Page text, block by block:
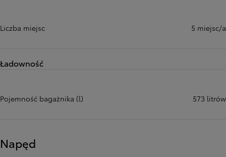
Liczba miejsc 5 miejsc/a
Ładowność
Pojemność bagażnika (l) 573 litrów
Napęd